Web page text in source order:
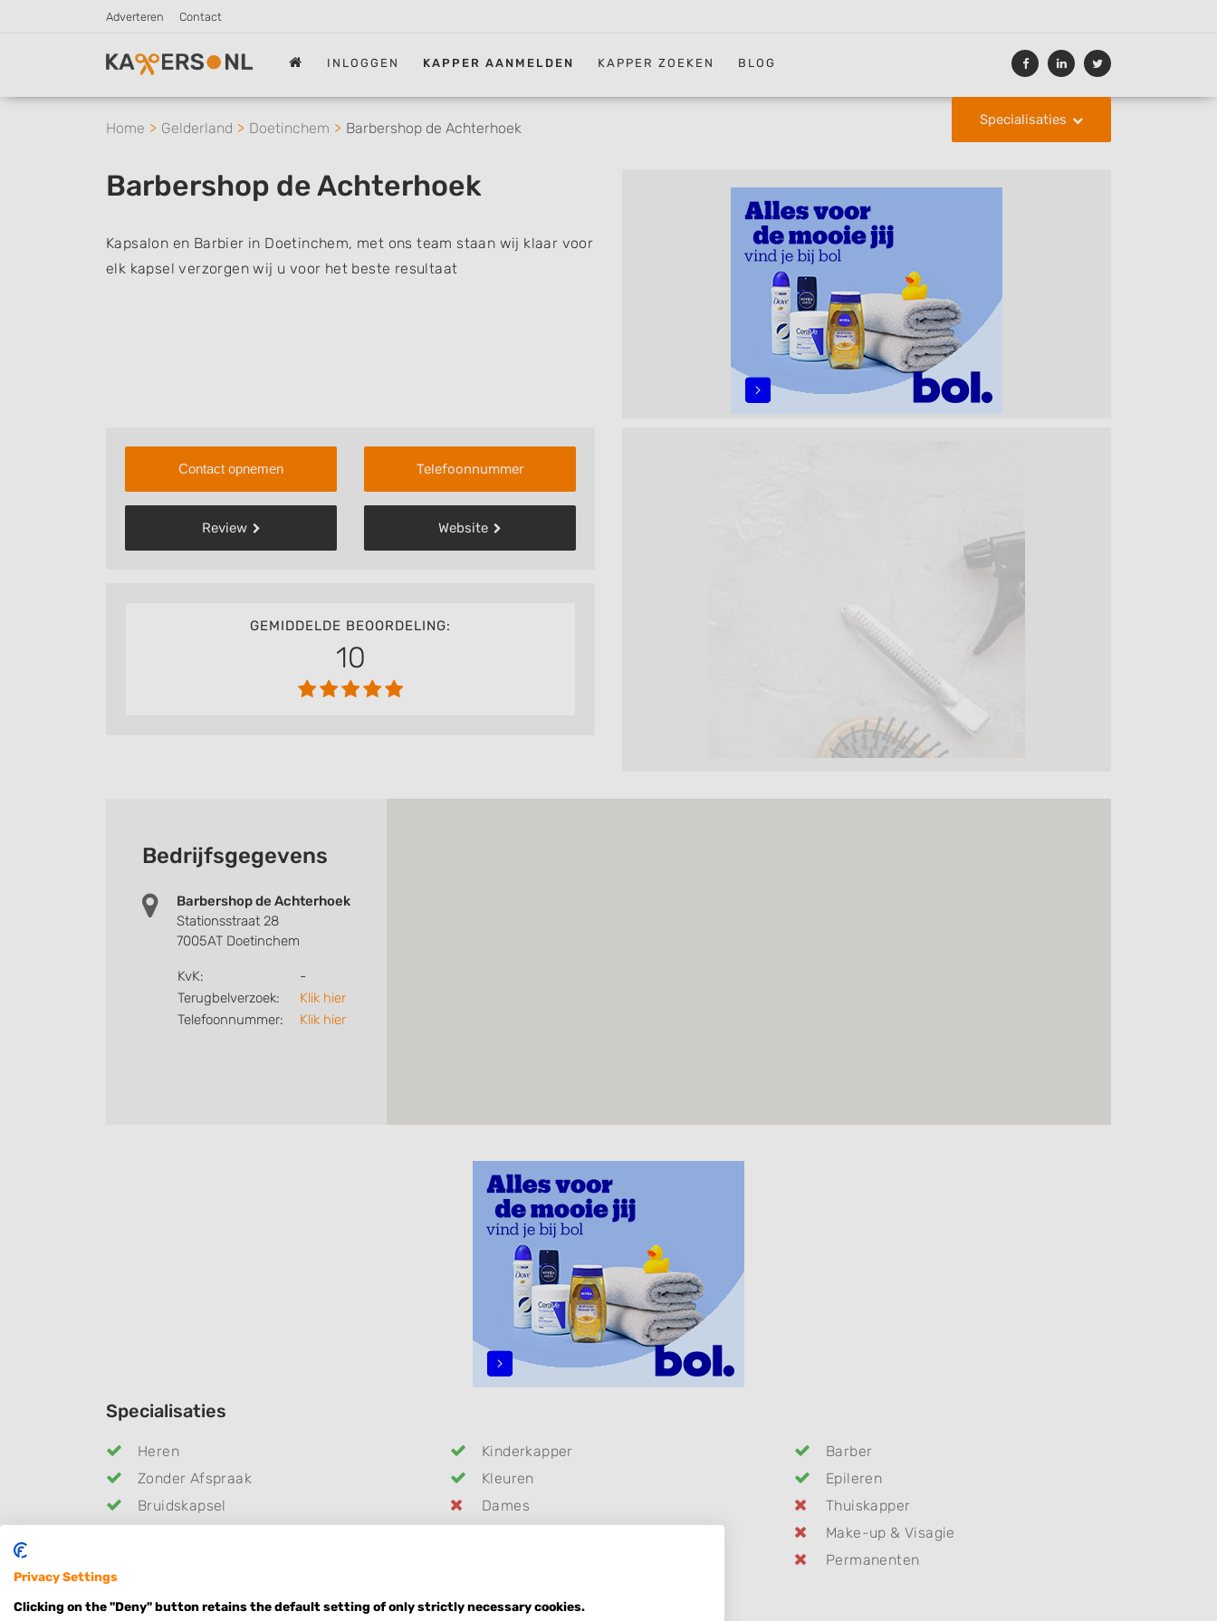
Adverteren Contact
INLOGGEN KAPPER AANMELDEN KAPPER ZOEKEN BLOG
Specialisaties
Home Gelderland Doetinchem Barbershop de Achterhoek
Barbershop de Achterhoek
Kapsalon en Barbier in Doetinchem, met ons team staan wij klaar voor
elk kapsel verzorgen wij u voor het beste resultaat
Contact opnemen
Review
Telefoonnummer
Website
GEMIDDELDE BEOORDELING:
10
Bedrijfsgegevens
Barbershop de Achterhoek
Stationsstraat 28
7005AT Doetinchem
KvK:
-
Terugbelverzoek:
Klik hier
Telefoonnummer:
Klik hier
Specialisaties
Heren Kinderkapper
Barber
Zonder Afspraak
Kleuren
Epileren
Bruidskapsel
Dames
Thuiskapper
Make-up & Visagie
Permanenten
Openingstijden
Privacy Settings
Clicking on the "Deny" button retains the default setting of only strictly necessary cookies.